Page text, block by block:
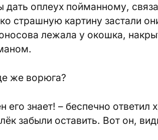
дать оплеух пойманному,
страшную картину застали
лежала у окошка,
же ворюга?
его знает! – беспечно
забыли оставить. Вот он,